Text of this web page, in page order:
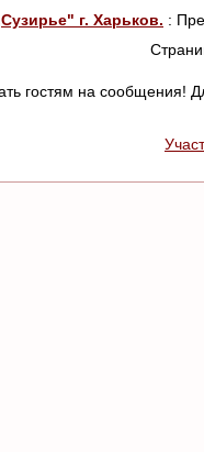
г. Харьков. :
гостям на сообщения!